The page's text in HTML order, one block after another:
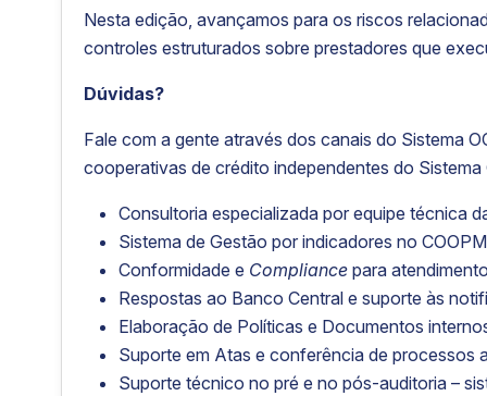
Nesta edição, avançamos para os riscos
controles estruturados sobre prestadores que
Dúvidas?
Fale com a gente através dos canais do Sistema
cooperativas de crédito independentes do
Consultoria especializada por equipe técnica
Sistema de Gestão por indicadores no
Conformidade e Compliance para
Respostas ao Banco Central e suporte às
Elaboração de Políticas e Documentos
Suporte em Atas e conferência de processos
Suporte técnico no pré e no pós-auditoria –